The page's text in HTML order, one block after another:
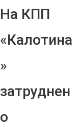
На КПП
«Калотина
»
затруднен
о